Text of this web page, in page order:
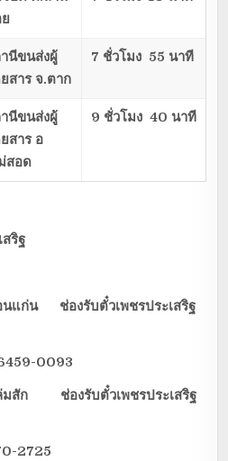
นีขนส่งผู้
สาร จ.ตาก
7 ชั่วโมง 55 นาที
นีขนส่งผู้
สาร อ
สอด
9 ชั่วโมง 40 นาที
ริฐ
นแก่น ช่องรับตั๋วเพชรประเสริฐ
0093
มสัก ช่องรับตั๋วเพชรประเสริฐ
2725